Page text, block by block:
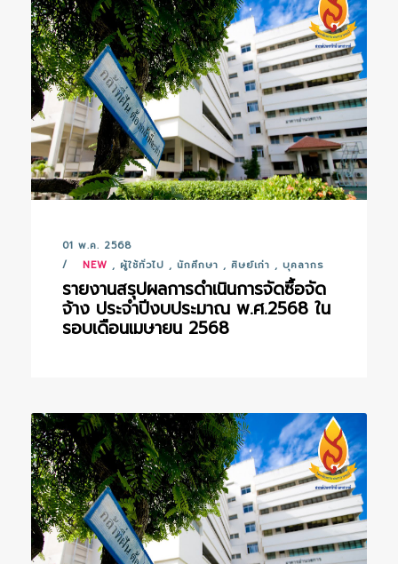
01 พ.ค. 2568
NEW , ผู้ใช้ทั่วไป , นักศึกษา , ศิษย์เก่า , บุคลากร
รายงานสรุปผลการดำเนินการจัดซื้อจัด
จ้าง ประจำปีงบประมาณ พ.ศ.2568 ใน
รอบเดือนเมษายน 2568